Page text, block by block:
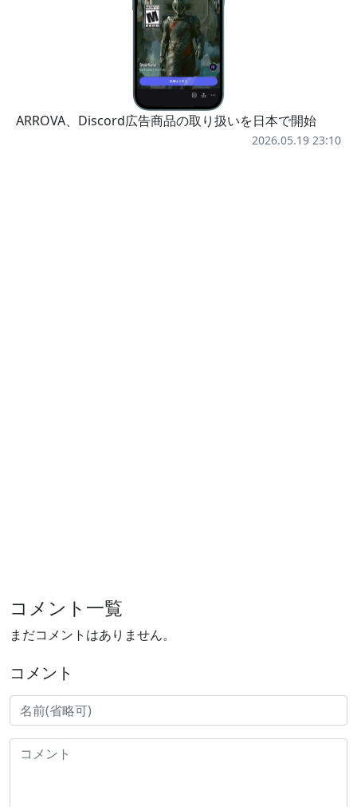
ARROVA、Discord広告商品の取り扱いを日本で開始
2026.05.19 23:10
コメント一覧
まだコメントはありません。
コメント